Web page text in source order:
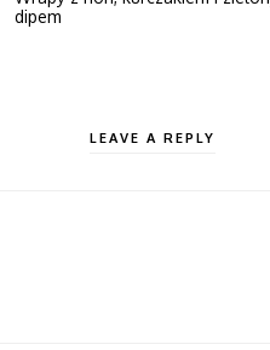
dipem
LEAVE A REPLY